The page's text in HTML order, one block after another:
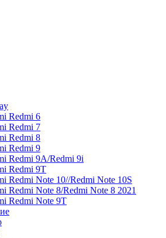
Redmi 6
Redmi 7
Redmi 8
Redmi 9
Redmi 9A/Redmi 9i
Redmi 9T
Redmi Note 10//Redmi Note 10S
Redmi Note 8/Redmi Note 8 2021
Redmi Note 9T